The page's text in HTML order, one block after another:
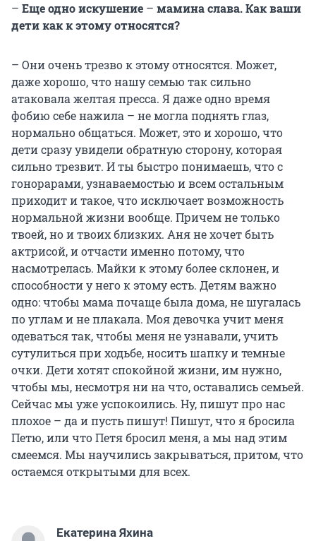
– Еще одно искушение – мамина слава. Как ваши
дети как к этому относятся?
– Они очень трезво к этому относятся. Может,
даже хорошо, что нашу семью так сильно
атаковала желтая пресса. Я даже одно время
фобию себе нажила – не могла поднять глаз,
нормально общаться. Может, это и хорошо, что
дети сразу увидели обратную сторону, которая
сильно трезвит. И ты быстро понимаешь, что с
гонорарами, узнаваемостью и всем остальным
приходит и такое, что исключает возможность
нормальной жизни вообще. Причем не только
твоей, но и твоих близких. Аня не хочет быть
актрисой, и отчасти именно потому, что
насмотрелась. Майки к этому более склонен, и
способности у него к этому есть. Детям важно
одно: чтобы мама почаще была дома, не шугалась
по углам и не плакала. Моя девочка учит меня
одеваться так, чтобы меня не узнавали, учить
сутулиться при ходьбе, носить шапку и темные
очки. Дети хотят спокойной жизни, им нужно,
чтобы мы, несмотря ни на что, оставались семьей.
Сейчас мы уже успокоились. Ну, пишут про нас
плохое – да и пусть пишут! Пишут, что я бросила
Петю, или что Петя бросил меня, а мы над этим
смеемся. Мы научились закрываться, притом, что
остаемся открытыми для всех.
Екатерина Яхина